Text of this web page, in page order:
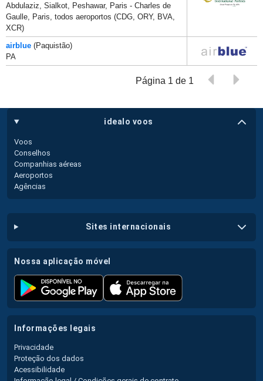
Abdulaziz, Sialkot, Peshawar, Paris - Charles de
Gaulle, Paris, todos aeroportos (CDG, ORY, BVA,
XCR)
airblue (Paquistão)
PA
Página 1 de 1
idealo voos
Voos
Conselhos
Companhias aéreas
Aeroportos
Agências
sites internacionais
nossa aplicação móvel
informações legais
Privacidade
Proteção dos dados
Acessibilidade